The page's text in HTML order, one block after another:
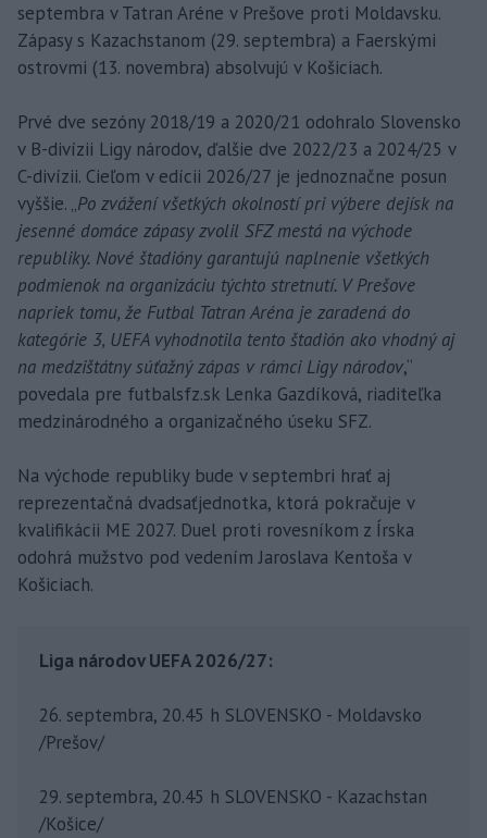
septembra v Tatran Aréne v Prešove proti Moldavsku.
Zápasy s Kazachstanom (29. septembra) a Faerskými
ostrovmi (13. novembra) absolvujú v Košiciach.
Prvé dve sezóny 2018/19 a 2020/21 odohralo Slovensko
v B-divízii Ligy národov, ďalšie dve 2022/23 a 2024/25 v
C-divízii. Cieľom v edícii 2026/27 je jednoznačne posun
vyššie. „Po zvážení všetkých okolností pri výbere dejísk na
jesenné domáce zápasy zvolil SFZ mestá na východe
republiky. Nové štadióny garantujú naplnenie všetkých
podmienok na organizáciu týchto stretnutí. V Prešove
napriek tomu, že Futbal Tatran Aréna je zaradená do
kategórie 3, UEFA vyhodnotila tento štadión ako vhodný aj
na medzištátny súťažný zápas v rámci Ligy národov,“
povedala pre futbalsfz.sk Lenka Gazdíková, riaditeľka
medzinárodného a organizačného úseku SFZ.
Na východe republiky bude v septembri hrať aj
reprezentačná dvadsaťjednotka, ktorá pokračuje v
kvalifikácii ME 2027. Duel proti rovesníkom z Írska
odohrá mužstvo pod vedením Jaroslava Kentoša v
Košiciach.
Liga národov UEFA 2026/27:
26. septembra, 20.45 h SLOVENSKO - Moldavsko
/Prešov/
29. septembra, 20.45 h SLOVENSKO - Kazachstan
/Košice/